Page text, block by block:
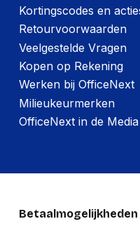
Kortingscodes en
Retourvoorwaarden
Veelgestelde Vragen
Kopen op Rekening
Werken bij OfficeNext
Milieukeurmerken
OfficeNext in de Media
Betaalmogelijkheden